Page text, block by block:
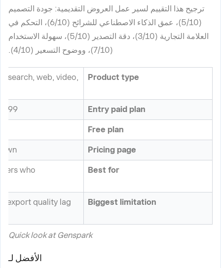
ترجيح هذا التقييم لسير عمل العروض التقديمية: جودة التصميم
(5/10)، عمق الذكاء الاصطناعي للشرائح (6/10)، التحكم في
العلامة التجارية (3/10)، دقة التصدير (5/10)، سهولة الاستخدام
(7/10)، ووضوح التسعير (4/10).
Product type
web, video,
Entry paid plan
(10,000 credits/month)
Free plan
Pricing page
Best for
who
Biggest limitation
export quality lag
Quick look at Genspark
الأفضل لـ